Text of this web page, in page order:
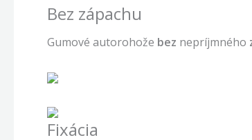
Bez zápachu
Gumové autorohože bez nepríjmného
Fixácia